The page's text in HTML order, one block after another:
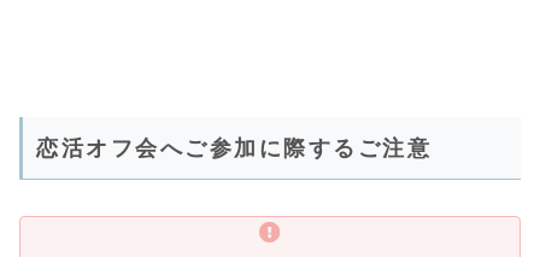
恋活オフ会へご参加に際するご注意